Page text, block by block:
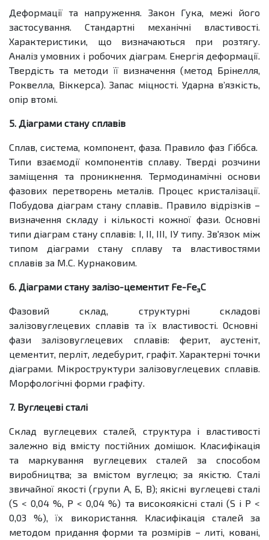
Деформації та напруження. Закон Гука, межі його
застосування. Стандартні механічні властивості.
Характеристики, що визначаються при розтягу.
Аналіз умовних і робочих діаграм. Енергія деформації.
Твердість та методи її визначення (метод Брінелля,
Роквелла, Віккерса). Запас міцності. Ударна в’язкість,
опір втомі.
5. Діаграми стану сплавів
Сплав, система, компонент, фаза. Правило фаз Гіббса.
Типи взаємодії компонентів сплаву. Тверді розчини
заміщення та проникнення. Термодинамічні основи
фазових перетворень металів. Процес кристалізації.
Побудова діаграм стану сплавів.. Правило відрізків –
визначення складу і кількості кожної фази. Основні
типи діаграм стану сплавів: І, ІІ, ІІІ, ІУ типу. Зв'язок між
типом діаграми стану сплаву та властивостями
сплавів за М.С. Курнаковим.
6. Діаграми стану залізо-цементит Fе-FезС
Фазовий склад, структурні складові
залізовуглецевих сплавів та їх властивості. Основні
фази залізовуглецевих сплавів: ферит, аустеніт,
цементит, перліт, ледебурит, графіт. Характерні точки
діаграми. Мікроструктури залізовуглецевих сплавів.
Морфологічні форми графіту.
7. Вуглецеві сталі
Склад вуглецевих сталей, структура і властивості
залежно від вмісту постійних домішок. Класифікація
та маркування вуглецевих сталей за способом
виробництва; за вмістом вуглецю; за якістю. Сталі
звичайної якості (групи А, Б, В); якісні вуглецеві сталі
(S < 0,04 %, Р < 0,04 %) та високоякісні сталі (S і Р <
0,03 %), їх використання. Класифікація сталей за
методом придання форми та розмірів – литі, ковані,